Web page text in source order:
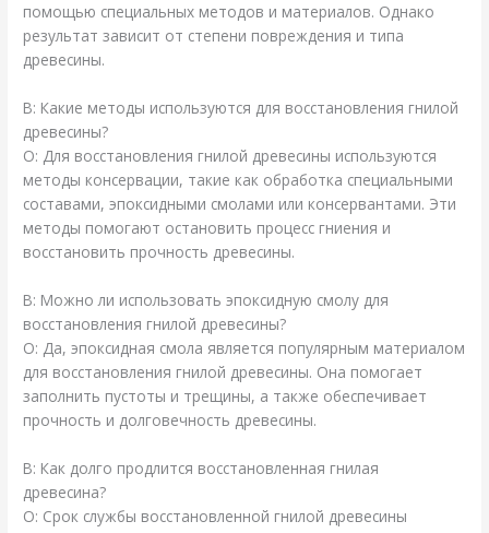
помощью специальных методов и материалов. Однако
результат зависит от степени повреждения и типа
древесины.
В: Какие методы используются для восстановления гнилой
древесины?
О: Для восстановления гнилой древесины используются
методы консервации, такие как обработка специальными
составами, эпоксидными смолами или консервантами. Эти
методы помогают остановить процесс гниения и
восстановить прочность древесины.
В: Можно ли использовать эпоксидную смолу для
восстановления гнилой древесины?
О: Да, эпоксидная смола является популярным материалом
для восстановления гнилой древесины. Она помогает
заполнить пустоты и трещины, а также обеспечивает
прочность и долговечность древесины.
В: Как долго продлится восстановленная гнилая
древесина?
О: Срок службы восстановленной гнилой древесины